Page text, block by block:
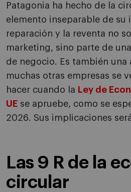
Patagonia ha hecho de la
elemento inseparable de su
reparación y la reventa no
marketing, sino parte de
de negocio. Es también una
muchas otras empresas se
hacer cuando la Ley de
UE se apruebe, como se
2026. Sus implicaciones
Las 9 R de la
circular